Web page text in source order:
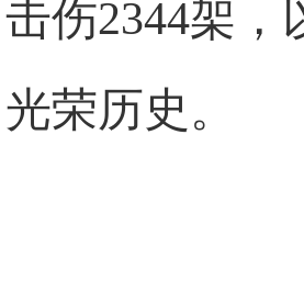
击伤2344架
光荣历史。